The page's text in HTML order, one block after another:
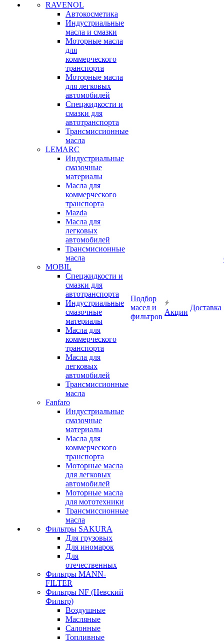
RAVENOL
Автокосметика
Индустриальные
масла и смазки
Моторные масла
для
коммерческого
транспорта
Моторные масла
для легковых
автомобилей
Спецжидкости и
смазки для
автотранспорта
Трансмиссионные
масла
LEMARC
Индустриальные
смазочные
материалы
Масла для
коммерческого
транспорта
Mazda
Масла для
легковых
автомобилей
Трансмисионные
масла
MOBIL
Cпецжидкости и
смазки для
автотранспорта
Индустриальные
смазочные
материалы
Масла для
коммерческого
транспорта
Масла для
легковых
автомобилей
Трансмиссионные
масла
Fanfaro
Индустриальные
смазочные
материалы
Масла для
коммерческого
транспорта
Моторные масла
для легковых
автомобилей
Моторные масла
для мототехники
Трансмиссионные
масла
Фильтры SAKURA
Для грузовых
Для иномарок
Для
отечественных
Фильтры MANN-
FILTER
Фильтры NF (Невский
Фильтр)
Воздушные
Масляные
Салонные
Топливные
Подбор
масел и
фильтров
Акции
Доставка